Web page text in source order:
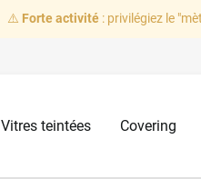
⚠️ Forte activité: privilégiez le
Vitres teintées Covering